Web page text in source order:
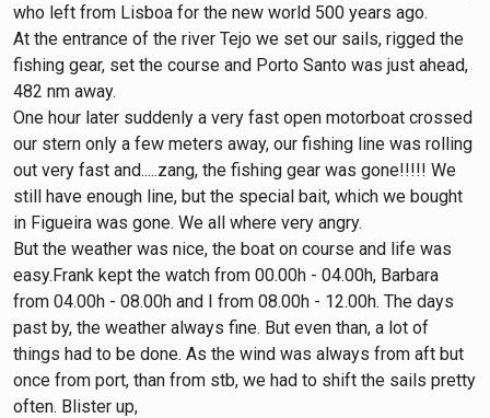
who left from Lisboa for the new world 500 years ago.
At the entrance of the river Tejo we set our sails, rigged the
fishing gear, set the course and Porto Santo was just ahead,
482 nm away.
One hour later suddenly a very fast open motorboat crossed
our stern only a few meters away, our fishing line was rolling
out very fast and.....zang, the fishing gear was gone!!!!! We
still have enough line, but the special bait, which we bought
in Figueira was gone. We all where very angry.
But the weather was nice, the boat on course and life was
easy.Frank kept the watch from 00.00h - 04.00h, Barbara
from 04.00h - 08.00h and I from 08.00h - 12.00h. The days
past by, the weather always fine. But even than, a lot of
things had to be done. As the wind was always from aft but
once from port, than from stb, we had to shift the sails pretty
often. Blister up,